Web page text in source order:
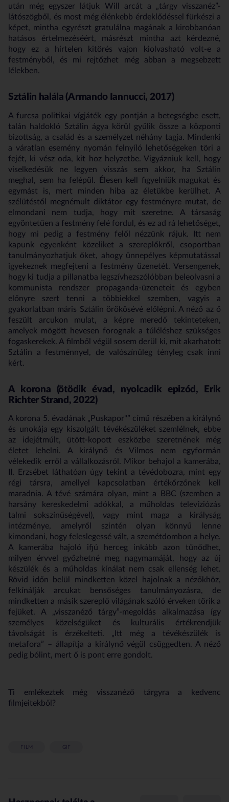
után még egyszer látjuk Will arcát a „tárgy visszanéz”-
látószögből, és most még élénkebb érdeklődéssel fürkészi a
képet, mintha egyrészt gratulálna magának a kirobbanóan
hatásos értelmezéséért, másrészt mintha azt kérdezné,
hogy ez a hirtelen kitörés vajon kiolvasható volt-e a
festményből, és mi rejtőzhet még abban a megsebzett
lélekben.
Sztálin halála (Armando Iannucci, 2017)
A furcsa politikai vígjáték egy pontján a betegségbe esett,
talán haldokló Sztálin ágya körül gyűlik össze a központi
bizottság, a család és a személyzet néhány tagja. Mindenki
a váratlan esemény nyomán felnyíló lehetőségeken töri a
fejét, ki vész oda, kit hoz helyzetbe. Vigyázniuk kell, hogy
viselkedésük ne legyen visszás sem akkor, ha Sztálin
meghal, sem ha felépül. Élesen kell figyelniük magukat és
egymást is, mert minden hiba az életükbe kerülhet. A
szélütéstől megnémult diktátor egy festményre mutat, de
elmondani nem tudja, hogy mit szeretne. A társaság
egyöntetűen a festmény felé fordul, és ez ad rá lehetőséget,
hogy mi pedig a festmény felől nézzünk rájuk. Itt nem
kapunk egyenként közeliket a szereplőkről, csoportban
tanulmányozhatjuk őket, ahogy ünnepélyes képmutatással
igyekeznek megfejteni a festmény üzenetét. Versengenek,
hogy ki tudja a pillanatba legszívhezszólóbban beleolvasni a
kommunista rendszer propaganda-üzeneteit és egyben
előnyre szert tenni a többiekkel szemben, vagyis a
gyakorlatban máris Sztálin örökösévé előlépni. A néző az ő
feszült arcukon mulat, a képre meredő tekinteteken,
amelyek mögött hevesen forognak a túléléshez szükséges
fogaskerekek. A filmből végül sosem derül ki, mit akarhatott
Sztálin a festménnyel, de valószínűleg tényleg csak inni
kért.
A korona (ötödik évad, nyolcadik epizód,
Erik
Richter Strand, 2022)
A korona 5. évadának „Puskapor"” című részében a királynő
és unokája egy kiszolgált tévékészüléket szemlélnek, ebbe
az idejétmúlt, ütött-kopott eszközbe szeretnének még
életet lehelni. A királynő és Vilmos nem egyformán
vélekedik erről a vállalkozásról. Mikor behajol a kamerába,
II. Erzsébet láthatóan úgy tekint a tévédobozra, mint egy
régi társra, amellyel kapcsolatban értékőrzőnek kell
maradnia. A tévé számára olyan, mint a BBC (szemben a
harsány kereskedelmi adókkal, a műholdas televíziózás
talmi sokszínűségével), vagy mint maga a királyság
intézménye, amelyről szintén olyan könnyű lenne
kimondani, hogy feleslegessé vált, a szemétdombon a helye.
A kamerába hajoló ifjú herceg inkább azon tűnődhet,
milyen érvvel győzhetné meg nagymamáját, hogy az új
készülék és a műholdas kínálat nem csak ellenség lehet.
Rövid időn belül mindketten közel hajolnak a nézőkhöz,
felkínálják arcukat bensőséges tanulmányozásra, de
mindketten a másik szereplő világának szóló érveken törik a
fejüket. A „visszanéző tárgy”-megoldás alkalmazása így
személyes közelségüket és kulturális értékrendjük
távolságát is érzékelteti. „Itt még a tévékészülék is
metafora” – állapítja a királynő végül csüggedten. A néző
pedig bólint, mert ő is pont erre gondolt.
Ti emlékeztek még visszanéző tárgyra a kedvenc
filmjeitekből?
FILM GIF